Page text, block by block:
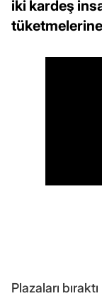
iki kardeş
Plazaları